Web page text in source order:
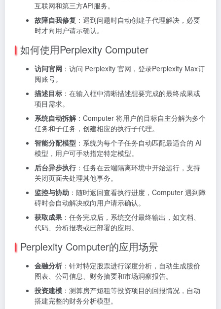
互联网和第三方API服务。
故障自我修复 ：遇到问题时自动创建子代理解决，必要
时才向用户请示确认。
如何使用Perplexity Computer
访问官网 ：访问 Perplexity 官网，登录Perplexity Max订
阅账号。
描述目标 ：在输入框中清晰描述想要完成的最终成果或
项目需求。
系统自动拆解：Computer 将用户的目标自主分解为多个
任务和子任务，创建相应的执行子代理。
智能分配模型 ：系统为每个子任务自动匹配最适合的 AI
模型，用户可手动指定特定模型。
后台异步执行 ：任务在云端隔离环境中开始运行，支持
关闭页面去处理其他事务。
监控与协助 ：随时返回查看执行进度，Computer 遇到障
碍时会自动解决或向用户请示确认。
获取成果 ：任务完成后，系统交付最终输出，如文档、
代码、分析报表或已部署的应用。
Perplexity Computer的应用场景
金融分析 ：针对特定股票进行深度分析，自动生成股价
图表、公司信息、财务摘要和市场洞察报告。
投资建模 ：测算房产短租等投资项目的回报情况，自动
搭建完整的财务分析模型。